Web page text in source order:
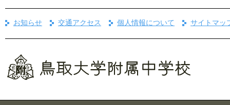
お知らせ 交通アクセス 個人情報について サイトマッ